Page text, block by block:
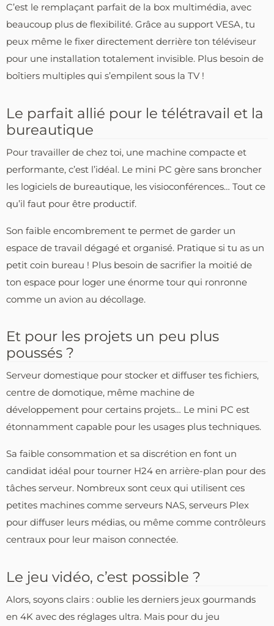
C’est le remplaçant parfait de la box multimédia, avec
beaucoup plus de flexibilité. Grâce au support VESA, tu
peux même le fixer directement derrière ton téléviseur
pour une installation totalement invisible. Plus besoin de
boîtiers multiples qui s’empilent sous la TV !
Le parfait allié pour le télétravail et la
bureautique
Pour travailler de chez toi, une machine compacte et
performante, c’est l’idéal. Le mini PC gère sans broncher
les logiciels de bureautique, les visioconférences… Tout ce
qu’il faut pour être productif.
Son faible encombrement te permet de garder un
espace de travail dégagé et organisé. Pratique si tu as un
petit coin bureau ! Plus besoin de sacrifier la moitié de
ton espace pour loger une énorme tour qui ronronne
comme un avion au décollage.
Et pour les projets un peu plus
poussés ?
Serveur domestique pour stocker et diffuser tes fichiers,
centre de domotique, même machine de
développement pour certains projets… Le mini PC est
étonnamment capable pour les usages plus techniques.
Sa faible consommation et sa discrétion en font un
candidat idéal pour tourner H24 en arrière-plan pour des
tâches serveur. Nombreux sont ceux qui utilisent ces
petites machines comme serveurs NAS, serveurs Plex
pour diffuser leurs médias, ou même comme contrôleurs
centraux pour leur maison connectée.
Le jeu vidéo, c’est possible ?
Alors, soyons clairs : oublie les derniers jeux gourmands
en 4K avec des réglages ultra. Mais pour du jeu